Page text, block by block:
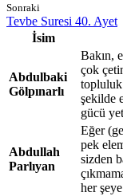
Sonraki
Tevbe Suresi 40. Ayet
İsim
Abdulbaki
Gölpınarlı
Bakın,
çok
şekilde
gücü
Abdullah
Parlıyan
Eğer
pek
sizden
her